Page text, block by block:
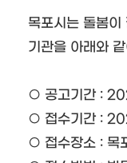
목포시는 돌봄이
기관을 아래와
○ 공고기간 :
○ 접수기간 :
○ 접수장소 : 목